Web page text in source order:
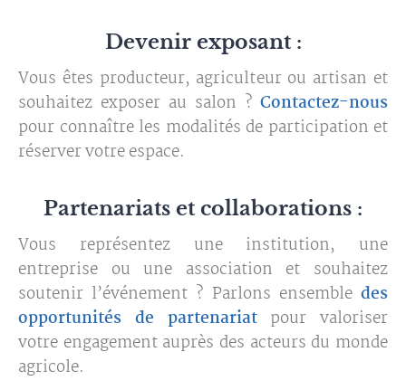
Devenir exposant :
Vous êtes producteur, agriculteur ou artisan et
souhaitez exposer au salon ? Contactez-nous
pour connaître les modalités de participation et
réserver votre espace.
Partenariats et collaborations :
Vous représentez une institution, une
entreprise ou une association et souhaitez
soutenir l’événement ? Parlons ensemble des
opportunités de partenariatpour valoriser
votre engagement auprès des acteurs du monde
agricole.